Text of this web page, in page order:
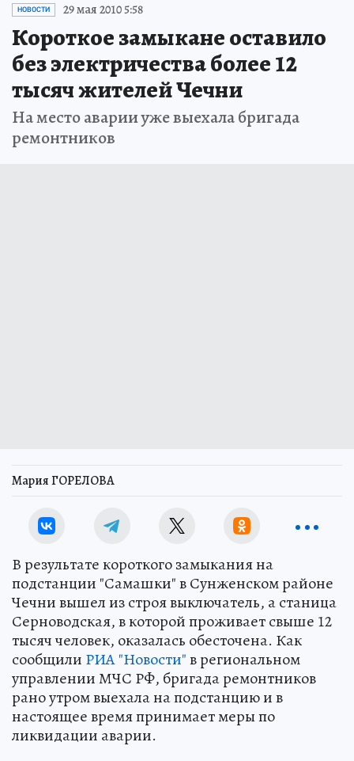
НОВОСТИ 29 мая 2010 5:58
Короткое замыкане оставило
без электричества более 12
тысяч жителей Чечни
На место аварии уже выехала бригада
ремонтников
Мария ГОРЕЛОВА
В результате короткого замыкания на
подстанции "Самашки" в Сунженском районе
Чечни вышел из строя выключатель, а станица
Серноводская, в которой проживает свыше 12
тысяч человек, оказалась обесточена. Как
сообщили РИА "Новости"в региональном
управлении МЧС РФ, бригада ремонтников
рано утром выехала на подстанцию и в
настоящее время принимает меры по
ликвидации аварии.